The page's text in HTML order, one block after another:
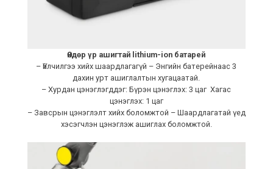
Өндөр үр ашигтай lithium-ion батарей
– Үйлчилгээ хийх шаардлагагүй – Энгийн батерейнаас 3
дахин урт ашиглалтын хугацаатай.
– Хурдан цэнэглэгддэг: Бүрэн цэнэглэх: 3 цаг Хагас
цэнэглэх: 1 цаг
– Завсрын цэнэглэлт хийх боломжтой – Шаардлагатай үед
хэсэгчлэн цэнэглэж ашиглах боломжтой.